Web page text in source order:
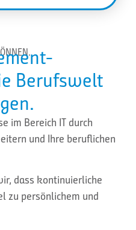
Berufswelt
im Bereich IT durch
und Ihre beruflichen
dass kontinuierliche
zu persönlichem und